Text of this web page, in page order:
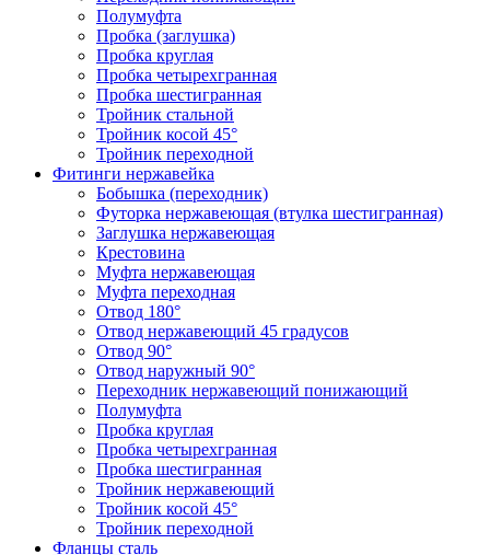
Полумуфта
Пробка (заглушка)
Пробка круглая
Пробка четырехгранная
Пробка шестигранная
Тройник стальной
Тройник косой 45°
Тройник переходной
Фитинги нержавейка
Бобышка (переходник)
Футорка нержавеющая (втулка шестигранная)
Заглушка нержавеющая
Крестовина
Муфта нержавеющая
Муфта переходная
Отвод 180°
Отвод нержавеющий 45 градусов
Отвод 90°
Отвод наружный 90°
Переходник нержавеющий понижающий
Полумуфта
Пробка круглая
Пробка четырехгранная
Пробка шестигранная
Тройник нержавеющий
Тройник косой 45°
Тройник переходной
Фланцы сталь